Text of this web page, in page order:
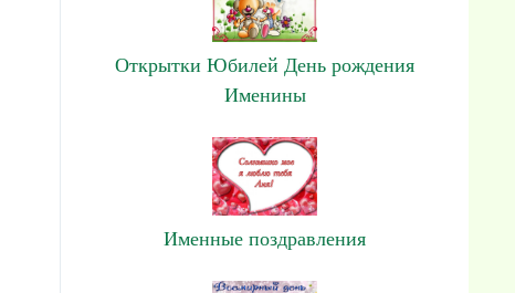
Открытки Юбилей День рождения
Именины
Именные поздравления